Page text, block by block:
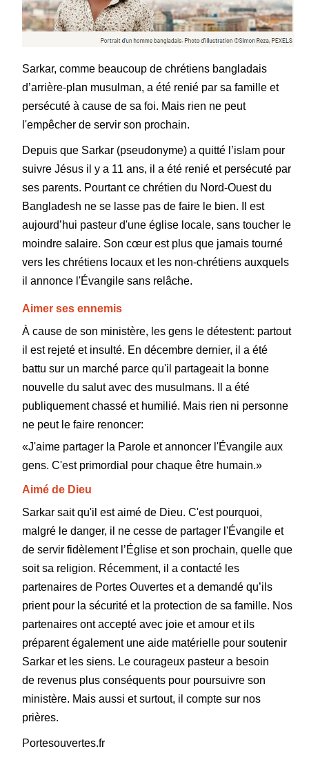
Sarkar, comme beaucoup de chrétiens bangladais
d’arrière-plan musulman, a été renié par sa famille et
persécuté à cause de sa foi. Mais rien ne peut
l'empêcher de servir son prochain.
Depuis que Sarkar (pseudonyme) a quitté l’islam pour
suivre Jésus il y a 11 ans, il a été renié et persécuté par
ses parents. Pourtant ce chrétien du Nord-Ouest du
Bangladesh ne se lasse pas de faire le bien. Il est
aujourd’hui pasteur d'une église locale, sans toucher le
moindre salaire. Son cœur est plus que jamais tourné
vers les chrétiens locaux et les non-chrétiens auxquels
il annonce l'Évangile sans relâche.
Aimer ses ennemis
À cause de son ministère, les gens le détestent: partout
il est rejeté et insulté. En décembre dernier, il a été
battu sur un marché parce qu'il partageait la bonne
nouvelle du salut avec des musulmans. Il a été
publiquement chassé et humilié. Mais rien ni personne
ne peut le faire renoncer:
«J'aime partager la Parole et annoncer l'Évangile aux
gens. C'est primordial pour chaque être humain.»
Aimé de Dieu
Sarkar sait qu'il est aimé de Dieu. C'est pourquoi,
malgré le danger, il ne cesse de partager l'Évangile et
de servir fidèlement l’Église et son prochain, quelle que
soit sa religion. Récemment, il a contacté les
partenaires de Portes Ouvertes et a demandé qu’ils
prient pour la sécurité et la protection de sa famille. Nos
partenaires ont accepté avec joie et amour et ils
préparent également une aide matérielle pour soutenir
Sarkar et les siens. Le courageux pasteur a besoin
de revenus plus conséquents pour poursuivre son
ministère. Mais aussi et surtout, il compte sur nos
prières.
Portesouvertes.fr